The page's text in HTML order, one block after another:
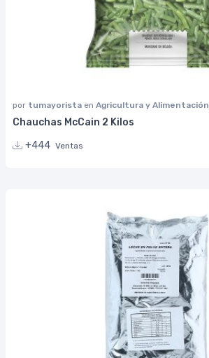
por tumayorista en Agricultura y Alimentación
Chauchas McCain 2 Kilos
+444 Ventas